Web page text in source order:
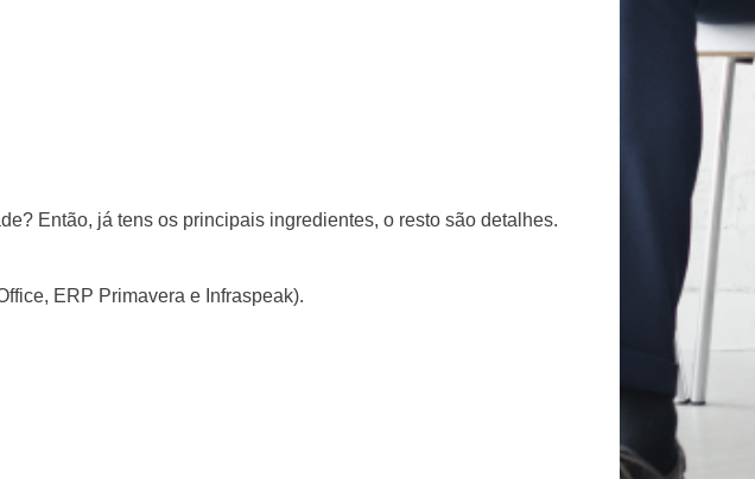
Então, já tens os principais ingredientes, o resto são detalhes.
ERP Primavera e Infraspeak).